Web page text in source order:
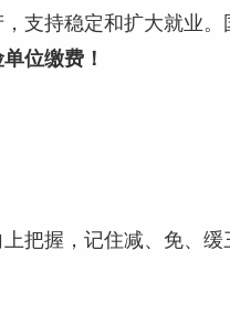
支持稳定和扩大就业
位缴费！
把握，记住减、免、缓